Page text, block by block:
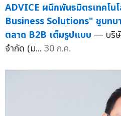
ADVICE ผนึกพันธมิตรเทคโน
Business Solutions" ชูบท
ตลาด B2B เต็มรูปแบบ — บริษั
จำกัด (ม... 30 ก.ค.